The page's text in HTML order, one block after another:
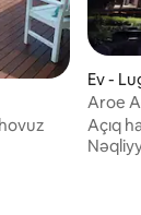
Ev -
Aroe
Açıq